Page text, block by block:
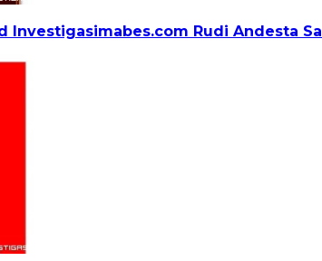
Investigasimabes.com Rudi Andesta